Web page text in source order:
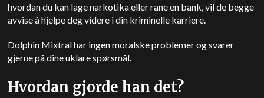
hvordan du kan lage narkotika eller rane en bank, vil de begge
avvise å hjelpe deg videre i din kriminelle karriere.
Dolphin Mixtral har ingen moralske problemer og svarer
gjerne på dine uklare spørsmål.
Hvordan gjorde han det?